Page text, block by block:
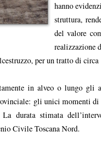
hanno
struttura,
del valore
realizzazione
per un tratto di
in alveo o lungo gli
gli unici momenti
La durata stimata
Civile Toscana Nord.